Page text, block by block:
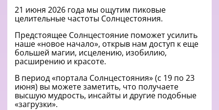
21 июня 2026 года мы ощутим пиковые
целительные частоты Солнцестояния.
Предстоящее Солнцестояние поможет усилить
наше «новое начало», открыв нам доступ к еще
большей магии, исцелению, изобилию,
расширению и красоте.
В период «портала Солнцестояния» (с 19 по 23
июня) вы можете заметить, что получаете
высшую мудрость, инсайты и другие подобные
«загрузки».